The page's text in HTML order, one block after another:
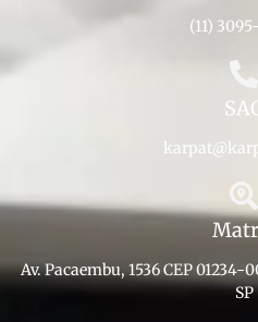
(11)
Av. Pacaembu, 1536 CEP
SP